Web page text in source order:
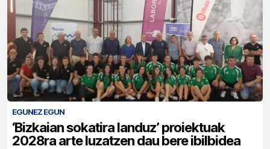
EGUNEZ EGUN
‘Bizkaian sokatira landuz’ proiektuak
2028ra arte luzatzen dau bere ibilbidea